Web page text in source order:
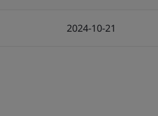
2024-10-21